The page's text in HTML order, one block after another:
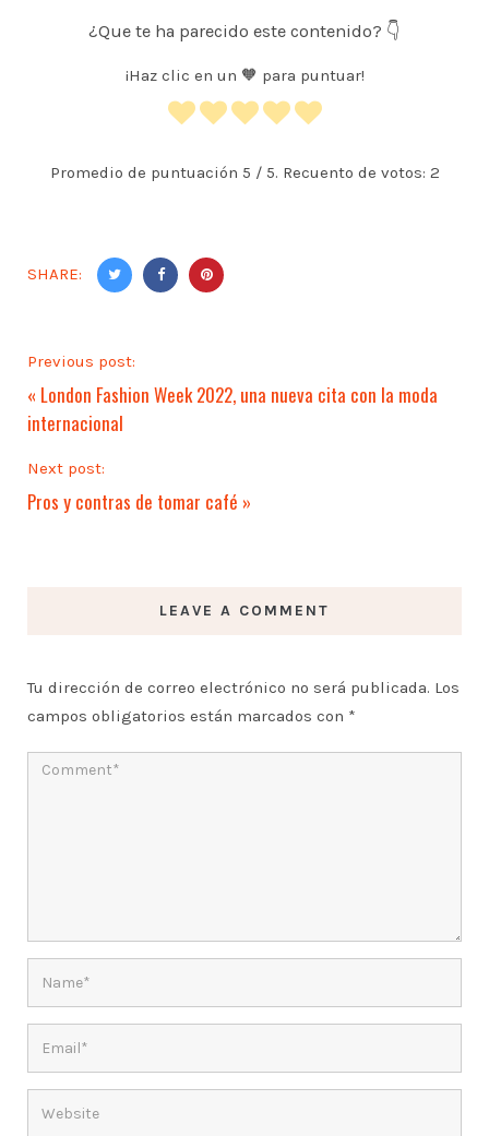
¿Que te ha parecido este contenido? 👇
¡Haz clic en un 🧡 para puntuar!
Promedio de puntuación 5 / 5. Recuento de votos: 2
SHARE:
Previous post:
« London Fashion Week 2022, una nueva cita con la moda
internacional
Next post:
Pros y contras de tomar café »
LEAVE A COMMENT
Tu dirección de correo electrónico no será publicada. Los
campos obligatorios están marcados con *